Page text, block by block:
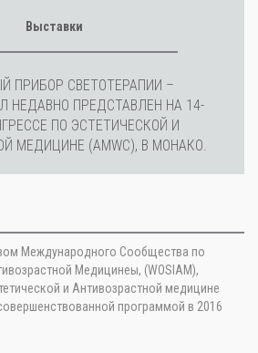
Выставки
ПРИБОР СВЕТОТЕРАПИИ –
НЕДАВНО ПРЕДСТАВЛЕН НА 14-
ПО ЭСТЕТИЧЕСКОЙ И
МЕДИЦИНЕ (AMWC), В МОНАКО.
Международного Сообщества по
Медицинеы, (WOSIAM),
и Антивозрастной медицине
программой в 2016